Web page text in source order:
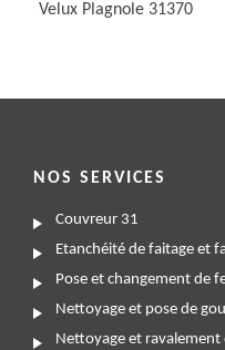
Velux Plagnole 31370
NOS SERVICES
Couvreur 31
Etanchéité de faitage et
Pose et changement de
Nettoyage et pose de
Nettoyage et ravalement